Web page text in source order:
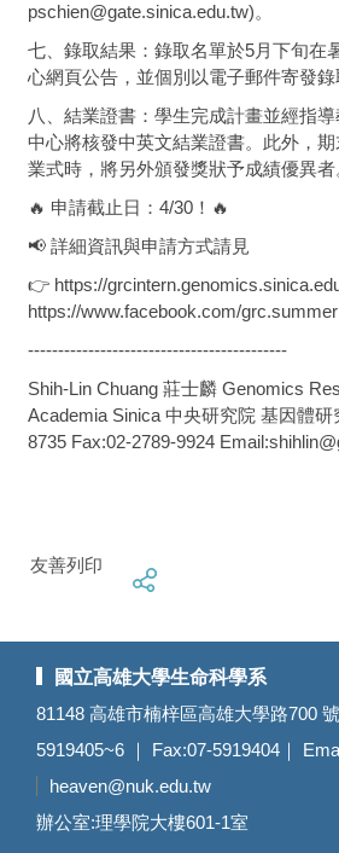
pschien@gate.sinica.edu.tw)。
七、錄取結果：錄取名單於5月下旬在
心網頁公告，並個別以電子郵件寄發錄
八、結業證書：學生完成計畫並經指
中心將核發中英文結業證書。此外，
業式時，將另外頒發獎狀予成績優異者
🔥 申請截止日：4/30！🔥
📢 詳細資訊與申請方式請見
👉 https://
https://www.facebook.com/
-------------------------------------------
Shih-Lin Chuang 莊士麟 Genomics
Academia Sinica 中央研究院 基因體研
8735 Fax:02-2789-9924
友善列印
國立高雄大學生命科學系
81148 高雄市楠梓區高雄大學路700
5919405~6 ｜ Fax:07-5919404｜
heaven@nuk.edu.tw
辦公室:理學院大樓601-1室